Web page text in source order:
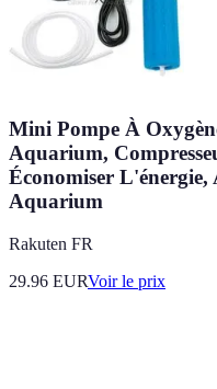
Mini Pompe À
Aquarium,
Économiser L'énergie,
Aquarium
Rakuten FR
29.96 EURVoir le prix